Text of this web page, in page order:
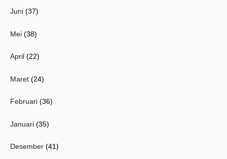
Juni (37)
Mei (38)
April (22)
Maret (24)
Februari (36)
Januari (35)
Desember (41)